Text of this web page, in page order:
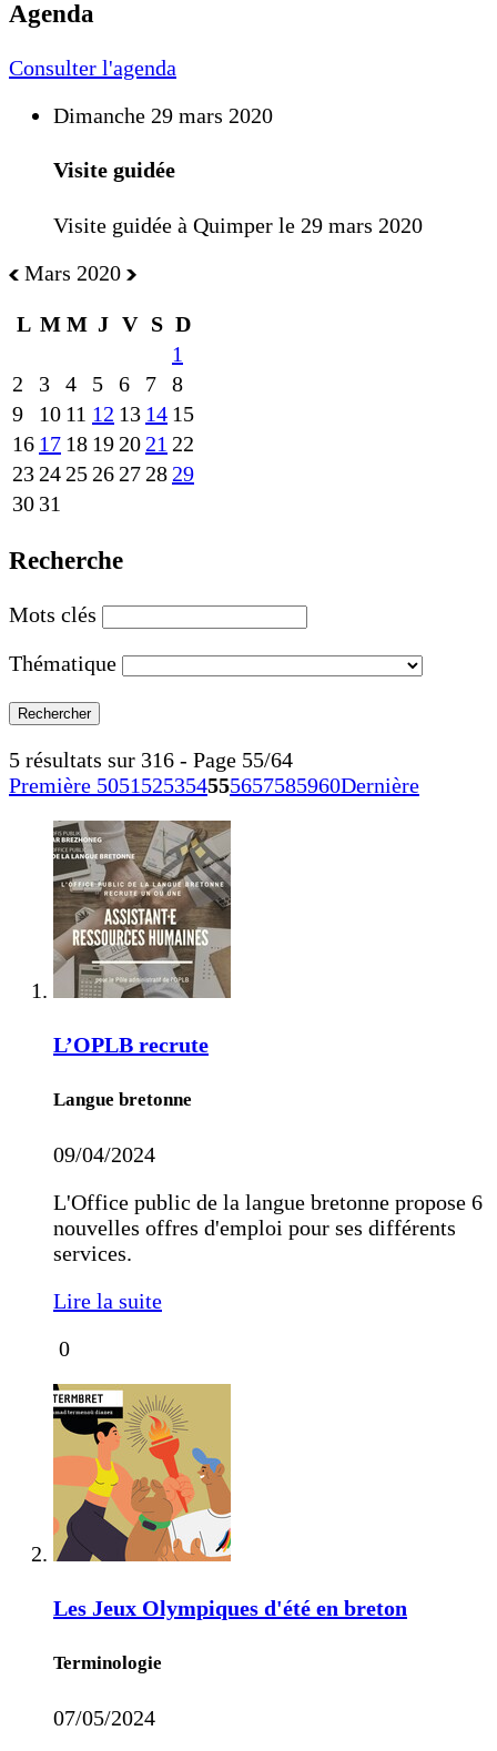
Agenda
Consulter l'agenda
Dimanche 29 mars 2020
Visite guidée
Visite guidée à Quimper le 29 mars 2020
Mars 2020
L M M J V S D
1
2
3 4 5 6 7
8
9
10 11 12 13 14 15
16 17 18 19 20 21 22
23 24 25 26 27 28 29
30 31
Recherche
Mots clés
Thématique
5 résultats sur 316 - Page 55/64
Première 5051525354555657585960Dernière
L’OPLB recrute
Langue bretonne
09/04/2024
L'Office public de la langue bretonne propose 6
nouvelles offres d'emploi pour ses différents
services.
Lire la suite
0
Les Jeux Olympiques d'été en breton
Terminologie
07/05/2024